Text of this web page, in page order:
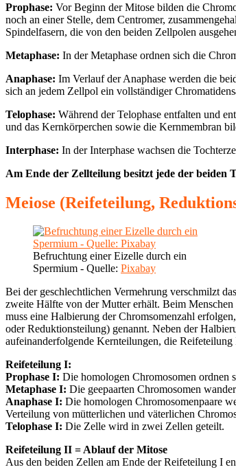
Prophase: Vor Beginn der Mitose bilden die
noch an einer Stelle, dem Centromer,
Spindelfasern, die von den beiden Zellpolen
Metaphase: In der Metaphase ordnen sich die
Anaphase: Im Verlauf der Anaphase werden die
sich an jedem Zellpol ein vollständiger
Telophase: Während der Telophase entfalten und
und das Kernkörperchen sowie die Kernmembran
Interphase: In der Interphase wachsen die
Am Ende der Zellteilung besitzt jede der beiden
Meiose (Reifeteilung,
Befruchtung einer Eizelle durch ein
Spermium - Quelle: Pixabay
Bei der geschlechtlichen Vermehrung verschmilzt
zweite Hälfte von der Mutter erhält. Beim
muss eine Halbierung der Chromsomenzahl
oder Reduktionsteilung) genannt. Neben der
aufeinanderfolgende Kernteilungen, die
Reifeteilung I:
Prophase I: Die homologen Chromosomen ordnen
Metaphase I: Die geepaarten Chromosomen
Anaphase I: Die homologen Chromosomenpaare
Verteilung von mütterlichen und väterlichen
Telophase I: Die Zelle wird in zwei Zellen geteilt.
Reifeteilung II = Ablauf der Mitose
Aus den beiden Zellen am Ende der Reifeteilung I